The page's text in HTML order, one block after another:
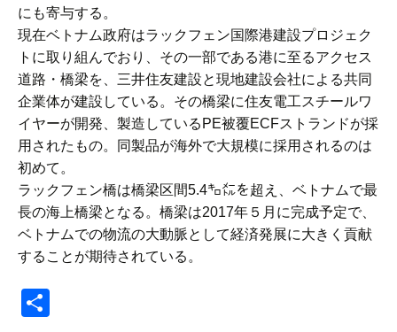
にも寄与する。
現在ベトナム政府はラックフェン国際港建設プロジェク
トに取り組んでおり、その一部である港に至るアクセス
道路・橋梁を、三井住友建設と現地建設会社による共同
企業体が建設している。その橋梁に住友電工スチールワ
イヤーが開発、製造しているPE被覆ECFストランドが採
用されたもの。同製品が海外で大規模に採用されるのは
初めて。
ラックフェン橋は橋梁区間5.4㌔㍍を超え、ベトナムで最
長の海上橋梁となる。橋梁は2017年５月に完成予定で、
ベトナムでの物流の大動脈として経済発展に大きく貢献
することが期待されている。